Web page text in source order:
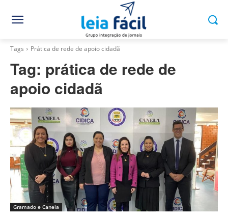
Tags Prática de rede de apoio cidadã
Tag: prática de rede de
apoio cidadã
Gramado e Canela